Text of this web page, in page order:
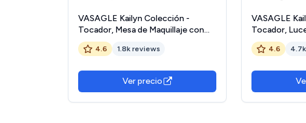
VASAGLE Kailyn Colección -
Tocador, Mesa de Maquillaje con
Espejo y Luces LED con Brillo
Ajustable, 2 Cajones y 3
Nube RDT120T10
4.6 1.8k reviews
Ver precio
VASAGLE
Tocador,
Ajustable,
Espejo, 2
RDT164W01
4.6